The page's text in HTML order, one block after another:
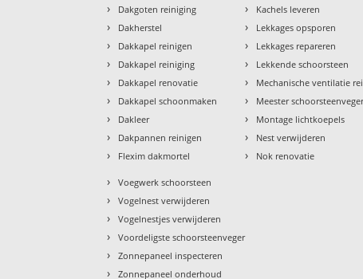
› Dakgoten reiniging
› Dakherstel
› Dakkapel reinigen
› Dakkapel reiniging
› Dakkapel renovatie
› Dakkapel schoonmaken
› Dakleer
› Dakpannen reinigen
› Flexim dakmortel
› Kachels leveren
› Lekkages opsporen
› Lekkages repareren
› Lekkende schoorsteen
› Mechanische ventilatie
› Meester
› Montage lichtkoepels
› Nest verwijderen
› Nok renovatie
› Voegwerk schoorsteen
› Vogelnest verwijderen
› Vogelnestjes verwijderen
› Voordeligste schoorsteenveger
› Zonnepaneel inspecteren
› Zonnepaneel onderhoud